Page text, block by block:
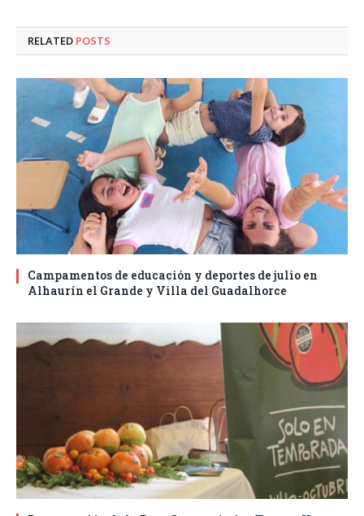
RELATED POSTS
Campamentos de educación y deportes de julio en
Alhaurín el Grande y Villa del Guadalhorce